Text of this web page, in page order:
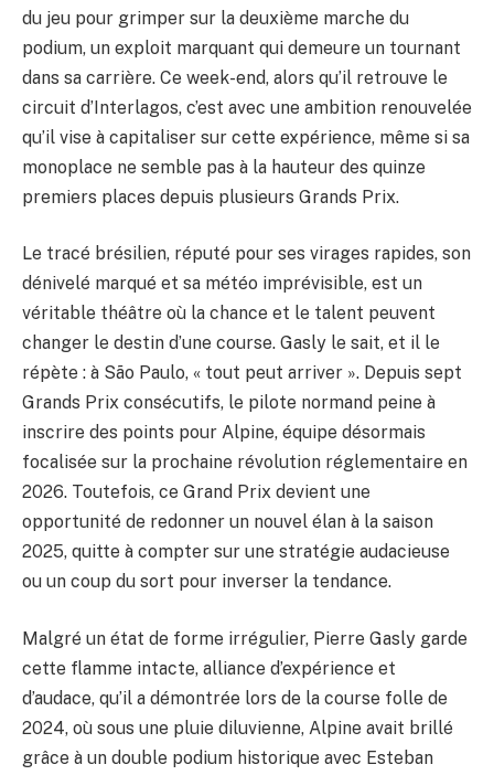
du jeu pour grimper sur la deuxième marche du
podium, un exploit marquant qui demeure un tournant
dans sa carrière. Ce week-end, alors qu’il retrouve le
circuit d’Interlagos, c’est avec une ambition renouvelée
qu’il vise à capitaliser sur cette expérience, même si sa
monoplace ne semble pas à la hauteur des quinze
premiers places depuis plusieurs Grands Prix.
Le tracé brésilien, réputé pour ses virages rapides, son
dénivelé marqué et sa météo imprévisible, est un
véritable théâtre où la chance et le talent peuvent
changer le destin d’une course. Gasly le sait, et il le
répète : à São Paulo, « tout peut arriver ». Depuis sept
Grands Prix consécutifs, le pilote normand peine à
inscrire des points pour Alpine, équipe désormais
focalisée sur la prochaine révolution réglementaire en
2026. Toutefois, ce Grand Prix devient une
opportunité de redonner un nouvel élan à la saison
2025, quitte à compter sur une stratégie audacieuse
ou un coup du sort pour inverser la tendance.
Malgré un état de forme irrégulier, Pierre Gasly garde
cette flamme intacte, alliance d’expérience et
d’audace, qu’il a démontrée lors de la course folle de
2024, où sous une pluie diluvienne, Alpine avait brillé
grâce à un double podium historique avec Esteban